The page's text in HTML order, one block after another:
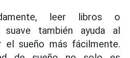
leer libros o
suave también ayuda al
el sueño más fácilmente.